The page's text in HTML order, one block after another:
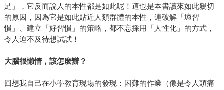
足」，它反而說人的本性都是如此呢！這也是本書讀來如此親切
的原因，因為它是如此貼近人類群體的本性，連破解「壞習
慣」、建立「好習慣」的策略，都不忘採用「人性化」的方式，
令人迫不及待想試試！
大腦很懶惰，該怎麼辦？
回想我自己在小學教育現場的發現：困難的作業（像是令人頭痛